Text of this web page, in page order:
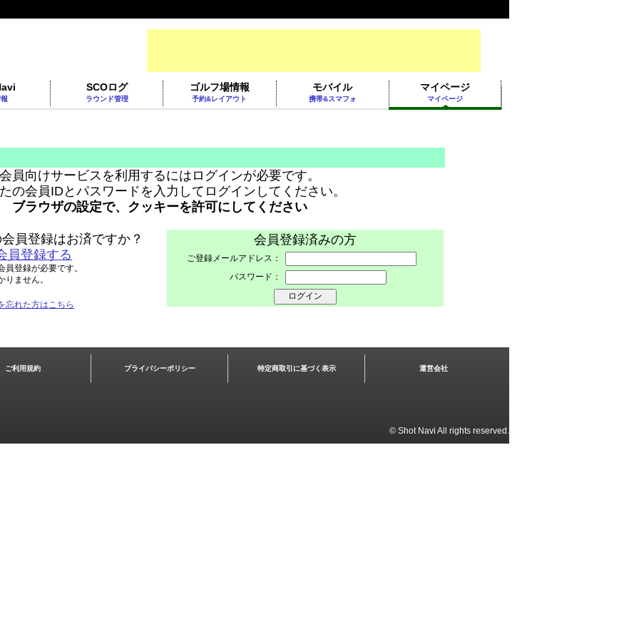
SCOログ
ラウンド管理
ゴルフ場情報
予約&レイアウト
モバイル
携帯&スマフォ
マイページ
マイページ
会員向けサービスを利用するにはログインが必要です。
の会員IDとパスワードを入力してログインしてください。
ブラウザの設定で、クッキーを許可にしてください
員登録はお済ですか？
員登録する
登録が必要です。
ません。
忘れた方はこちら
会員登録済みの方
ご登録メールアドレス：
パスワード：
ご利用規約 プライバシーポリシー 特定商取引に基づく表示 運営会社
© Shot Navi All rights reserved.